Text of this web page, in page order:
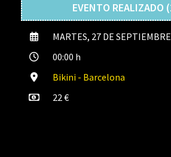
EVENTO REALIZADO
MARTES, 27 DE SEPTIEMBRE
00:00 h
Bikini - Barcelona
22 €